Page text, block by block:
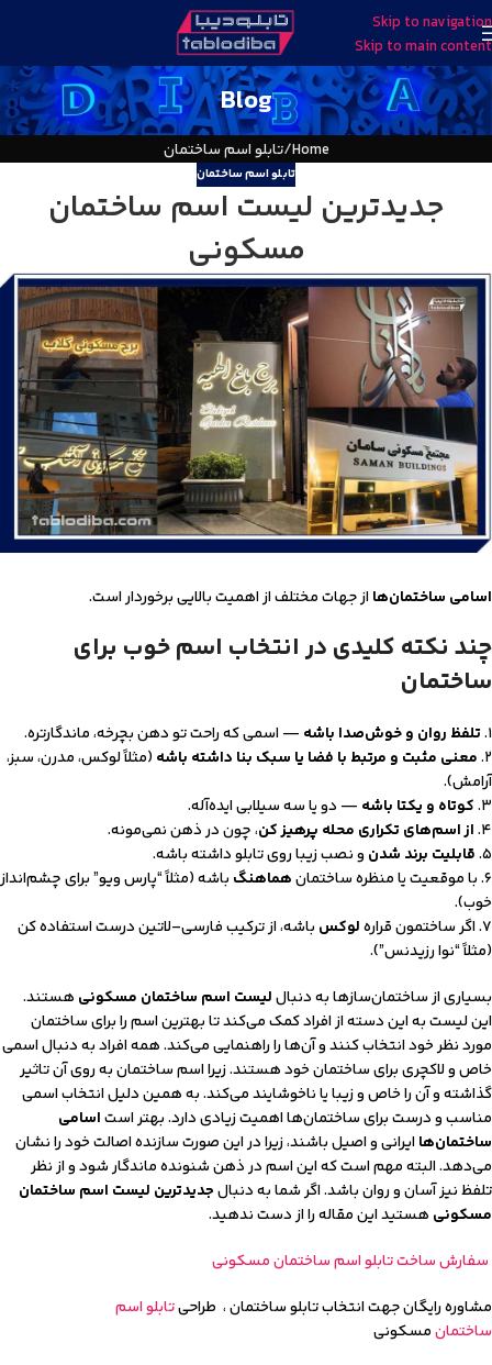
Skip to navigation
Skip to main content
Blog
Home تابلو اسم ساختمان
تابلو اسم ساختمان
جدیدترین لیست اسم ساختمان
مسکونی
اسامی ساختمان‌ها از جهات مختلف از اهمیت بالایی برخوردار است.
چند نکته کلیدی در انتخاب اسم خوب برای
ساختمان
۱. تلفظ روان و خوش‌صدا باشه — اسمی که راحت تو دهن بچرخه، ماندگارتره.
۲. معنی مثبت و مرتبط با فضا یا سبک بنا داشته باشه (مثلاً لوکس، مدرن، سبز،
آرامش).
۳. کوتاه و یکتا باشه — دو یا سه سیلابی ایده‌آله.
۴. از اسم‌های تکراری محله پرهیز کن، چون در ذهن نمی‌مونه.
۵. قابلیت برند شدن و نصب زیبا روی تابلو داشته باشه.
۶. با موقعیت یا منظره ساختمان
هماهنگ باشه (مثلاً “پارس ویو” برای چشم‌انداز
خوب).
۷. اگر ساختمون قراره
لوکس باشه، از ترکیب فارسی–لاتین درست استفاده کن
(مثلاً “نوا رزیدنس”).
بسیاری از ساختمان‌سازها به دنباللیست اسم ساختمان مسکونی هستند.
این لیست به این دسته از افراد کمک می‌کند تا بهترین اسم را برای ساختمان
مورد نظر خود انتخاب کنند و آن‌‌ها را راهنمایی می‌کند. همه افراد به دنبال اسمی
خاص و لاکچری برای ساختمان خود هستند. زیرا اسم ساختمان به روی آن تاثیر
گذاشته و آن را خاص و زیبا یا ناخوشایند می‌کند. به همین دلیل انتخاب اسمی
مناسب و درست برای ساختمان‌ها اهمیت زیادی دارد. بهتر استاسامی
ساختمان‌ها ایرانی و اصیل باشند، زیرا در این صورت سازنده اصالت خود را نشان
می‌دهد. البته مهم است که این اسم در ذهن شنونده ماندگار شود و از نظر
تلفظ نیز آسان و روان باشد. اگر شما به دنبالجدیدترین لیست اسم ساختمان
مسکونی هستید این مقاله را از دست ندهید.
سفارش ساخت تابلو اسم ساختمان مسکونی
مشاوره رایگان جهت انتخاب تابلو ساختمان ، طراحیتابلو اسم
ساختمانمسکونی